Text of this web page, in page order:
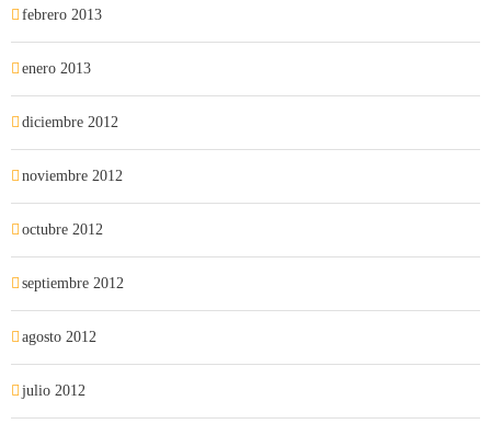
febrero 2013
enero 2013
diciembre 2012
noviembre 2012
octubre 2012
septiembre 2012
agosto 2012
julio 2012